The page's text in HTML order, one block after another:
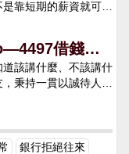
的。借錢給別人須留
資產、經濟收入等情
告貸，還應當保管好
邊各執一份，妥善保
利率代表了每年借款
協議。借款人需要資
貸款人提供資金使用
對於借款風險和時間
概念單利（Simple
改變。單利計算公式
靠短期的薪資就可以
貸款的時候當了冤大
求先確認自己借錢是
生活的問題。再來要
年都可以支付每月貸
款的相關用語及合約
手續費、開辦費、條
在貸款上有疑問要與
借錢
該講什麼、不該講什
秉持一貫以誠待人之
人，結果辛苦拍戲賺
想法滿單純。」那次
銀行拒絕往來